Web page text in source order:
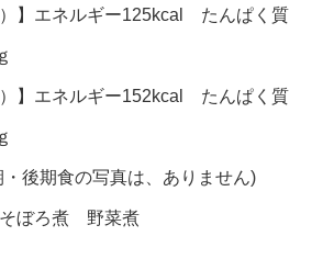
）】エネルギー125kcal たんぱく質
）】エネルギー152kcal たんぱく質
後期食の写真は、ありません)
ぼろ煮 野菜煮